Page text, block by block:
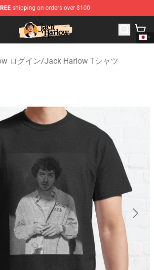
shipping on orders over $100
Shop - Official Jack Harlow Merchandise
ログイン/Jack Harlow Tシャツ